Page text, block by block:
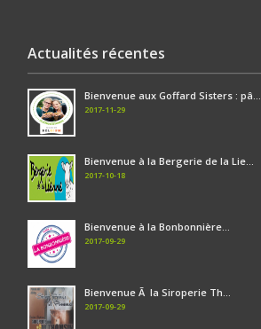
Actualités récentes
Bienvenue aux Goffard Sisters : pâ...
2017-11-29
Bienvenue à la Bergerie de la Lie...
2017-10-18
Bienvenue à la Bonbonnière...
2017-09-29
Bienvenue Ã la Siroperie Th...
2017-09-29